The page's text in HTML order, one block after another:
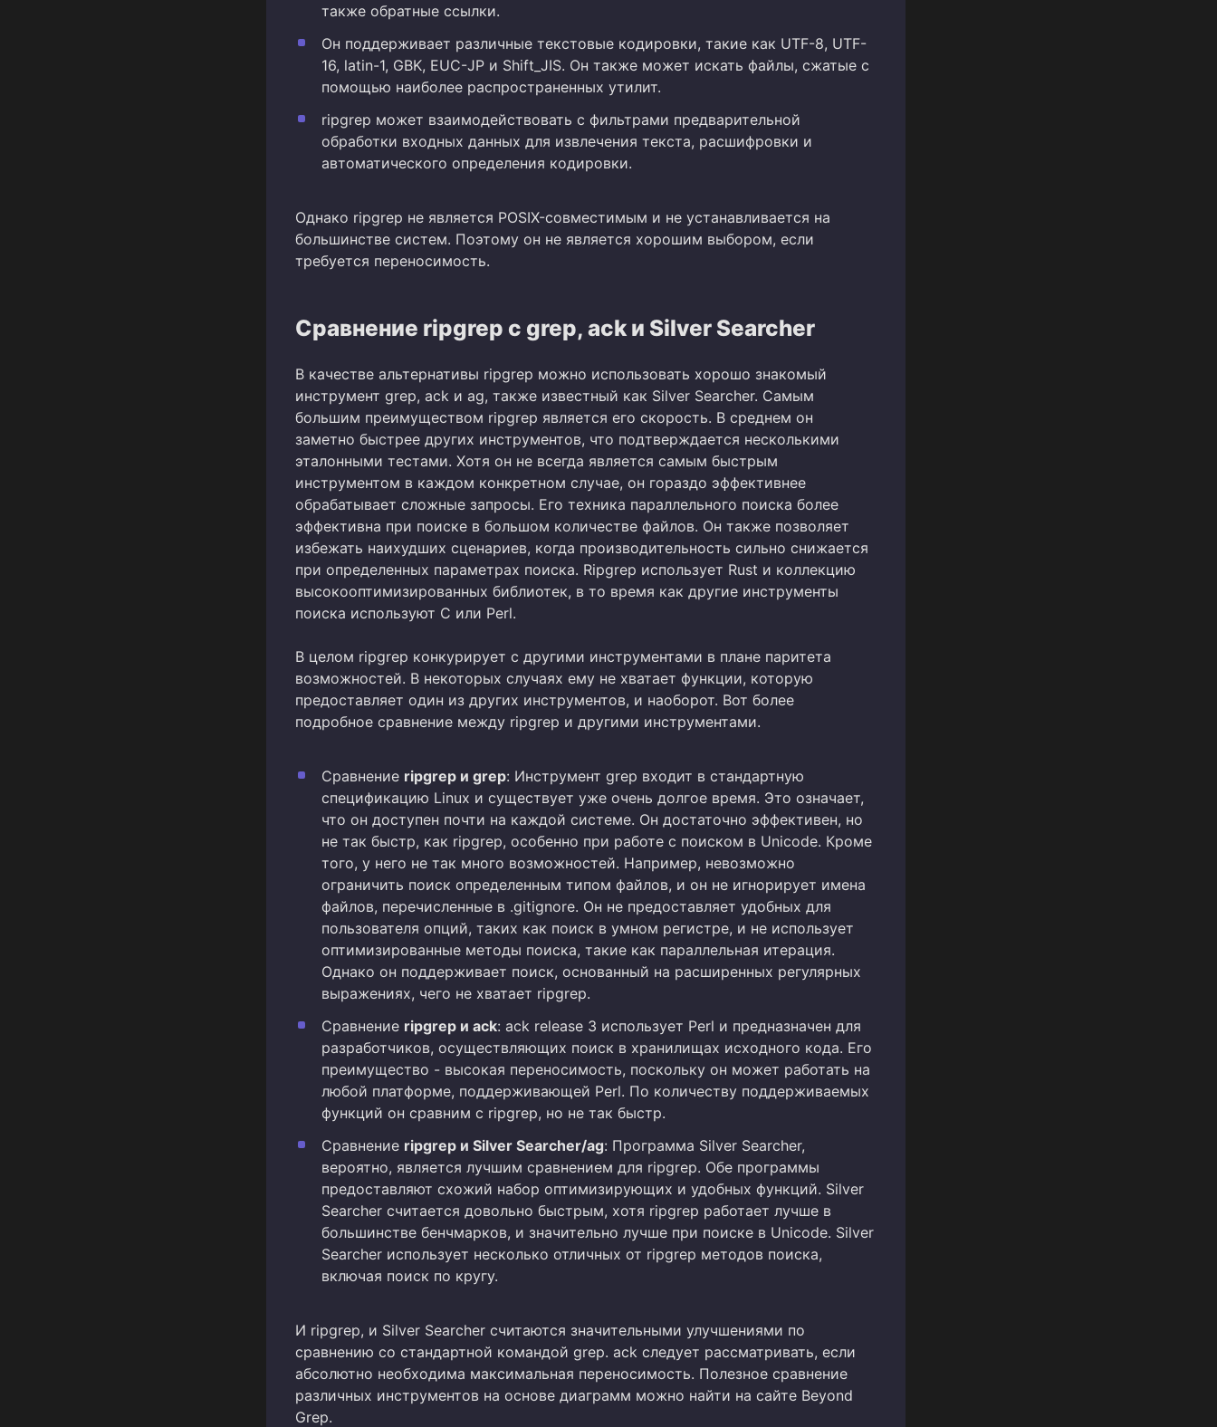
также обратные ссылки.
Он поддерживает различные текстовые кодировки, такие как UTF-8, UTF-
16, latin-1, GBK, EUC-JP и Shift_JIS. Он также может искать файлы, сжатые с
помощью наиболее распространенных утилит.
ripgrep может взаимодействовать с фильтрами предварительной
обработки входных данных для извлечения текста, расшифровки и
автоматического определения кодировки.
Однако ripgrep не является POSIX-совместимым и не устанавливается на
большинстве систем. Поэтому он не является хорошим выбором, если
требуется переносимость.
Сравнение ripgrep с grep, ack и Silver Searcher
В качестве альтернативы ripgrep можно использовать хорошо знакомый
инструмент grep, ack и ag, также известный как Silver Searcher. Самым
большим преимуществом ripgrep является его скорость. В среднем он
заметно быстрее других инструментов, что подтверждается несколькими
эталонными тестами. Хотя он не всегда является самым быстрым
инструментом в каждом конкретном случае, он гораздо эффективнее
обрабатывает сложные запросы. Его техника параллельного поиска более
эффективна при поиске в большом количестве файлов. Он также позволяет
избежать наихудших сценариев, когда производительность сильно снижается
при определенных параметрах поиска. Ripgrep использует Rust и коллекцию
высокооптимизированных библиотек, в то время как другие инструменты
поиска используют C или Perl.
В целом ripgrep конкурирует с другими инструментами в плане паритета
возможностей. В некоторых случаях ему не хватает функции, которую
предоставляет один из других инструментов, и наоборот. Вот более
подробное сравнение между ripgrep и другими инструментами.
Сравнение ripgrep и grep: Инструмент grep входит в стандартную
спецификацию Linux и существует уже очень долгое время. Это означает,
что он доступен почти на каждой системе. Он достаточно эффективен, но
не так быстр, как ripgrep, особенно при работе с поиском в Unicode. Кроме
того, у него не так много возможностей. Например, невозможно
ограничить поиск определенным типом файлов, и он не игнорирует имена
файлов, перечисленные в .gitignore. Он не предоставляет удобных для
пользователя опций, таких как поиск в умном регистре, и не использует
оптимизированные методы поиска, такие как параллельная итерация.
Однако он поддерживает поиск, основанный на расширенных регулярных
выражениях, чего не хватает ripgrep.
Сравнение ripgrep и ack: ack release 3 использует Perl и предназначен для
разработчиков, осуществляющих поиск в хранилищах исходного кода. Его
преимущество - высокая переносимость, поскольку он может работать на
любой платформе, поддерживающей Perl. По количеству поддерживаемых
функций он сравним с ripgrep, но не так быстр.
Сравнение ripgrep и Silver Searcher/ag: Программа Silver Searcher,
вероятно, является лучшим сравнением для ripgrep. Обе программы
предоставляют схожий набор оптимизирующих и удобных функций. Silver
Searcher считается довольно быстрым, хотя ripgrep работает лучше в
большинстве бенчмарков, и значительно лучше при поиске в Unicode. Silver
Searcher использует несколько отличных от ripgrep методов поиска,
включая поиск по кругу.
И ripgrep, и Silver Searcher считаются значительными улучшениями по
сравнению со стандартной командой grep. ack следует рассматривать, если
абсолютно необходима максимальная переносимость. Полезное сравнение
различных инструментов на основе диаграмм можно найти на сайте Beyond
Grep.